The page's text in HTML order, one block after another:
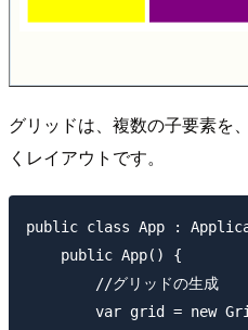
グリッドは、複数の子要素を
くレイアウトです。
public class App :
    public App() {
        //グリッドの生成
var grid = new